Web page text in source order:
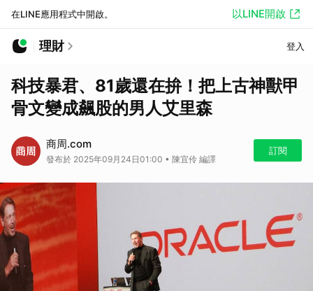
在LINE應用程式中開啟。 以LINE開啟
理財 登入
科技暴君、81歲還在拚！把上古神獸甲
骨文變成飆股的男人艾里森
商周.com
發布於 2025年09月24日01:00 • 陳宜伶 編譯
訂閱